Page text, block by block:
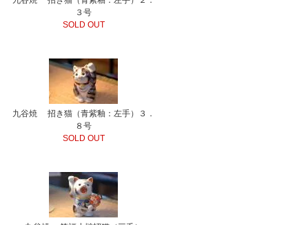
３号
SOLD OUT
九谷焼 招き猫（青紫釉：左手）３．
８号
SOLD OUT